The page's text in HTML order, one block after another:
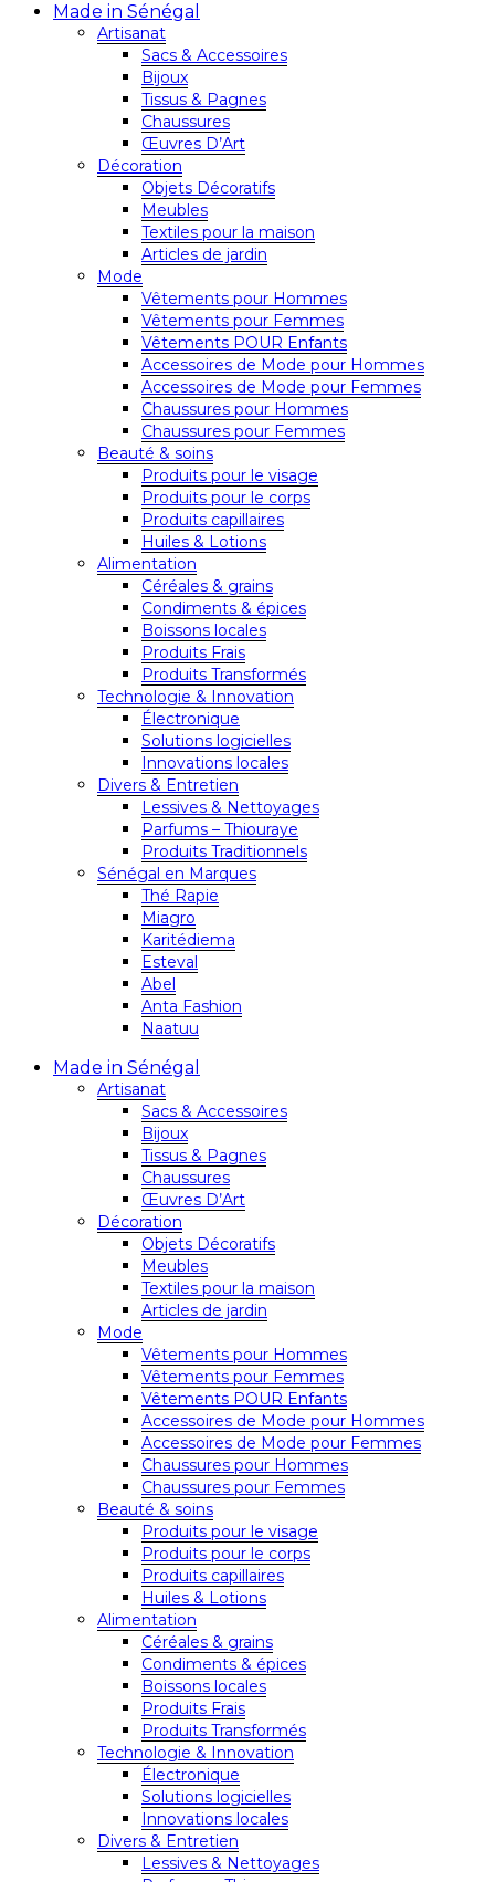
Made in Sénégal
Artisanat
Sacs & Accessoires
Bijoux
Tissus & Pagnes
Chaussures
Œuvres D’Art
Décoration
Objets Décoratifs
Meubles
Textiles pour la maison
Articles de jardin
Mode
Vêtements pour Hommes
Vêtements pour Femmes
Vêtements POUR Enfants
Accessoires de Mode pour Hommes
Accessoires de Mode pour Femmes
Chaussures pour Hommes
Chaussures pour Femmes
Beauté & soins
Produits pour le visage
Produits pour le corps
Produits capillaires
Huiles & Lotions
Alimentation
Céréales & grains
Condiments & épices
Boissons locales
Produits Frais
Produits Transformés
Technologie & Innovation
Électronique
Solutions logicielles
Innovations locales
Divers & Entretien
Lessives & Nettoyages
Parfums – Thiouraye
Produits Traditionnels
Sénégal en Marques
Thé Rapie
Miagro
Karitédiema
Esteval
Abel
Anta Fashion
Naatuu
Made in Sénégal
Artisanat
Sacs & Accessoires
Bijoux
Tissus & Pagnes
Chaussures
Œuvres D’Art
Décoration
Objets Décoratifs
Meubles
Textiles pour la maison
Articles de jardin
Mode
Vêtements pour Hommes
Vêtements pour Femmes
Vêtements POUR Enfants
Accessoires de Mode pour Hommes
Accessoires de Mode pour Femmes
Chaussures pour Hommes
Chaussures pour Femmes
Beauté & soins
Produits pour le visage
Produits pour le corps
Produits capillaires
Huiles & Lotions
Alimentation
Céréales & grains
Condiments & épices
Boissons locales
Produits Frais
Produits Transformés
Technologie & Innovation
Électronique
Solutions logicielles
Innovations locales
Divers & Entretien
Lessives & Nettoyages